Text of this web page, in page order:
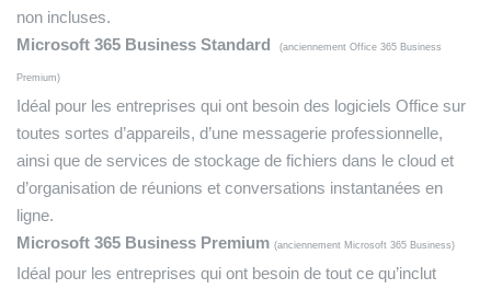
non incluses.
Microsoft 365 Business Standard
(anciennement Office 365 Business
Premium)
Idéal pour les entreprises qui ont besoin des logiciels Office sur
toutes sortes d’appareils, d’une messagerie professionnelle,
ainsi que de services de stockage de fichiers dans le cloud et
d’organisation de réunions et conversations instantanées en
ligne.
Microsoft 365 Business Premium (anciennement Microsoft 365 Business)
Idéal pour les entreprises qui ont besoin de tout ce qu’inclut